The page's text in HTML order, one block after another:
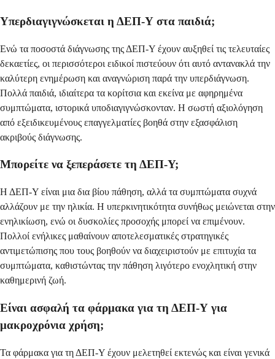
Υπερδιαγιγνώσκεται η ΔΕΠ-Υ στα παιδιά;
Ενώ τα ποσοστά διάγνωσης της ΔΕΠ-Υ έχουν αυξηθεί τις τελευταίες
δεκαετίες, οι περισσότεροι ειδικοί πιστεύουν ότι αυτό αντανακλά την
καλύτερη ενημέρωση και αναγνώριση παρά την υπερδιάγνωση.
Πολλά παιδιά, ιδιαίτερα τα κορίτσια και εκείνα με αφηρημένα
συμπτώματα, ιστορικά υποδιαγιγνώσκονταν. Η σωστή αξιολόγηση
από εξειδικευμένους επαγγελματίες βοηθά στην εξασφάλιση
ακριβούς διάγνωσης.
Μπορείτε να ξεπεράσετε τη ΔΕΠ-Υ;
Η ΔΕΠ-Υ είναι μια δια βίου πάθηση, αλλά τα συμπτώματα συχνά
αλλάζουν με την ηλικία. Η υπερκινητικότητα συνήθως μειώνεται στην
ενηλικίωση, ενώ οι δυσκολίες προσοχής μπορεί να επιμένουν.
Πολλοί ενήλικες μαθαίνουν αποτελεσματικές στρατηγικές
αντιμετώπισης που τους βοηθούν να διαχειριστούν με επιτυχία τα
συμπτώματα, καθιστώντας την πάθηση λιγότερο ενοχλητική στην
καθημερινή ζωή.
Είναι ασφαλή τα φάρμακα για τη ΔΕΠ-Υ για
μακροχρόνια χρήση;
Τα φάρμακα για τη ΔΕΠ-Υ έχουν μελετηθεί εκτενώς και είναι γενικά